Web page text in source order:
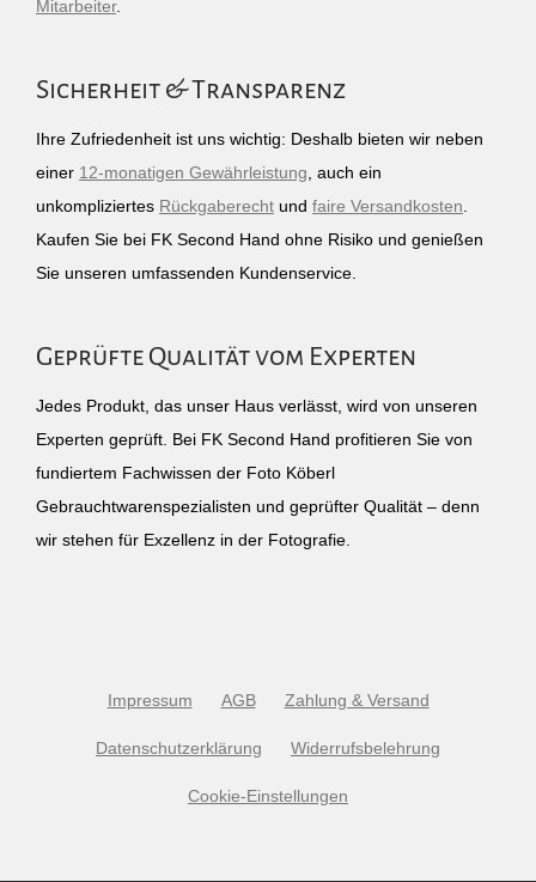
Mitarbeiter.
Sicherheit & Transparenz
Ihre Zufriedenheit ist uns wichtig: Deshalb bieten wir neben
einer 12-monatigen Gewährleistung , auch ein
unkompliziertes Rückgaberecht und faire Versandkosten
Kaufen Sie bei FK Second Hand ohne Risiko und genießen
Sie unseren umfassenden Kundenservice.
Geprüfte Qualität vom Experten
Jedes Produkt, das unser Haus verlässt, wird von unseren
Experten geprüft. Bei FK Second Hand profitieren Sie von
fundiertem Fachwissen der Foto Köberl
Gebrauchtwarenspezialisten und geprüfter Qualität – denn
wir stehen für Exzellenz in der Fotografie.
Impressum AGB Zahlung & Versand
Datenschutzerklärung Widerrufsbelehrung
Cookie-Einstellungen